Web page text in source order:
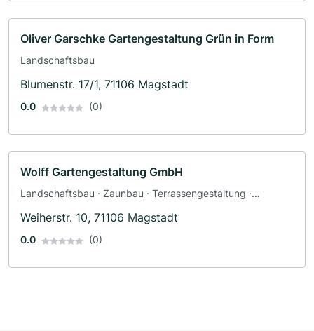
Oliver Garschke Gartengestaltung Grün in Form
Landschaftsbau
Blumenstr. 17/1, 71106 Magstadt
0.0 (0)
Wolff Gartengestaltung GmbH
Landschaftsbau · Zaunbau · Terrassengestaltung ·
Weiherstr. 10, 71106 Magstadt
0.0 (0)